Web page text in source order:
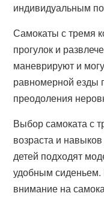
индивидуальным
Самокаты с тремя
прогулок и
маневрируют и
равномерной езды
преодоления
Выбор самоката с
возраста и
детей подходят
удобным сиденьем.
внимание на